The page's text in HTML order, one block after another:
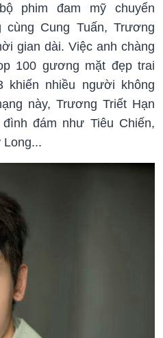
phim đam mỹ chuyển
Cung Tuấn, Trương
gian dài. Việc anh chàng
100 gương mặt đẹp trai
khiến nhiều người không
này, Trương Triết Hạn
đám như Tiêu Chiến,